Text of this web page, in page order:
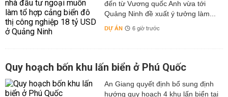
đến từ Vương quốc Anh vừa tới
Quảng Ninh đề xuất ý tưởng làm...
DỰ ÁN 6 giờ trước
Quy hoạch bốn khu lấn biển ở Phú Quốc
An Giang quyết định bổ sung định
hướng quy hoạch 4 khu lấn biển tại